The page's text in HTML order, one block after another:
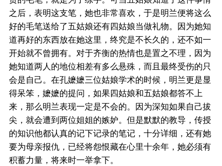
之后，表明这支笔，她也非常喜欢，于是明兰便将这么
好的毛笔送给了五姑娘还有四姑娘当做礼物。因为她知
道再好的东西放在她这里，终究是不长久的，还不如一
开始就不曾拥有。对于齐衡的热情也是置之不理，因为
她知道两人的地位相差有多么悬殊，而且最终受伤的只
会是自己。在孔嬷嬷三位姑娘学术的时候，明兰更是显
得呆笨，嬷嬷的提问，如果四姑娘和五姑娘都答不上
来，那么明兰表现一定是不会的。因为深知如果自己拔
尖，就会遭到两位姐姐的嫉妒。但是默默的教导，传授
的知识他都认真的记下记录的笔记，十分详细，还有她
要为母亲报仇，已经将怨恨藏在心里十余年，她必须有
积蓄力量，将来时一举拿下。